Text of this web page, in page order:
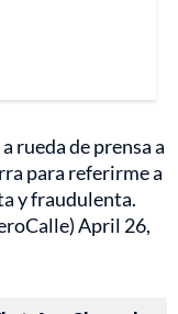
rueda de prensa a
para referirme a
y fraudulenta.
April 26,